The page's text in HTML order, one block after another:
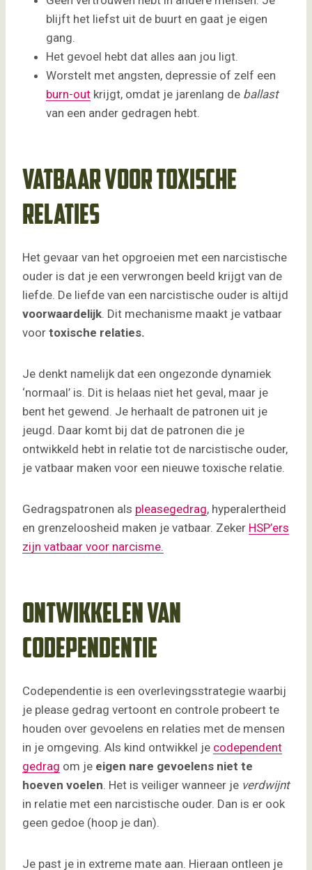
blijft het liefst uit de buurt en gaat je eigen
gang.
Het gevoel hebt dat alles aan jou ligt.
Worstelt met angsten, depressie of zelf een
burn-out krijgt, omdat je jarenlang de ballast
van een ander gedragen hebt.
Vatbaar voor toxische
relaties
Het gevaar van het opgroeien met een narcistische
ouder is dat je een verwrongen beeld krijgt van de
liefde. De liefde van een narcistische ouder is altijd
voorwaardelijk. Dit mechanisme maakt je vatbaar
voor toxische relaties.
Je denkt namelijk dat een ongezonde dynamiek
‘normaal’ is. Dit is helaas niet het geval, maar je
bent het gewend. Je herhaalt de patronen uit je
jeugd. Daar komt bij dat de patronen die je
ontwikkeld hebt in relatie tot de narcistische ouder,
je vatbaar maken voor een nieuwe toxische relatie.
Gedragspatronen als pleasegedrag, hyperalertheid
en grenzeloosheid maken je vatbaar. Zeker HSP’ers
zijn vatbaar voor narcisme.
Ontwikkelen van
codependentie
Codependentie is een overlevingsstrategie waarbij
je please gedrag vertoont en controle probeert te
houden over gevoelens en relaties met de mensen
in je omgeving. Als kind ontwikkel je codependent
gedrag om je eigen nare gevoelens niet te
hoeven voelen. Het is veiliger wanneer je verdwijnt
in relatie met een narcistische ouder. Dan is er ook
geen gedoe (hoop je dan).
Je past je in extreme mate aan. Hieraan ontleen je